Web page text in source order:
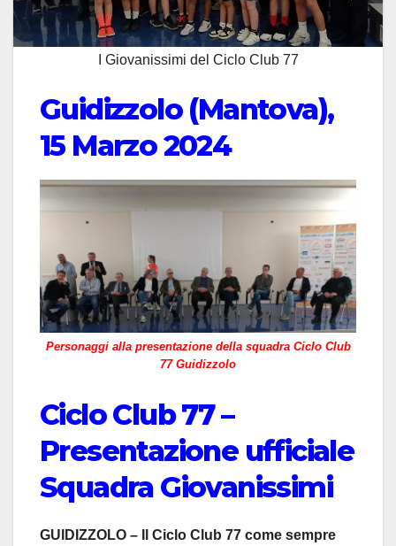
I Giovanissimi del Ciclo Club 77
Guidizzolo (Mantova),
15 Marzo 2024
Personaggi alla presentazione della squadra Ciclo Club
77 Guidizzolo
Ciclo Club 77 –
Presentazione ufficiale
Squadra Giovanissimi
GUIDIZZOLO – Il Ciclo Club 77 come sempre